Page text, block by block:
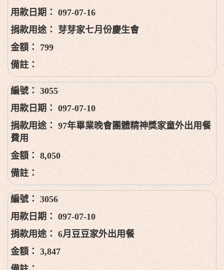
097-07-16
芽芽家七月份慶生會
799
3055
097-07-10
97年畢業晚會團體精神獎家童外出用餐
費用
8,050
3056
097-07-10
6月豆豆家外出用餐
3,847